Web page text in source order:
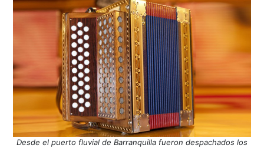
Desde el puerto fluvial de Barranquilla fueron despachados los